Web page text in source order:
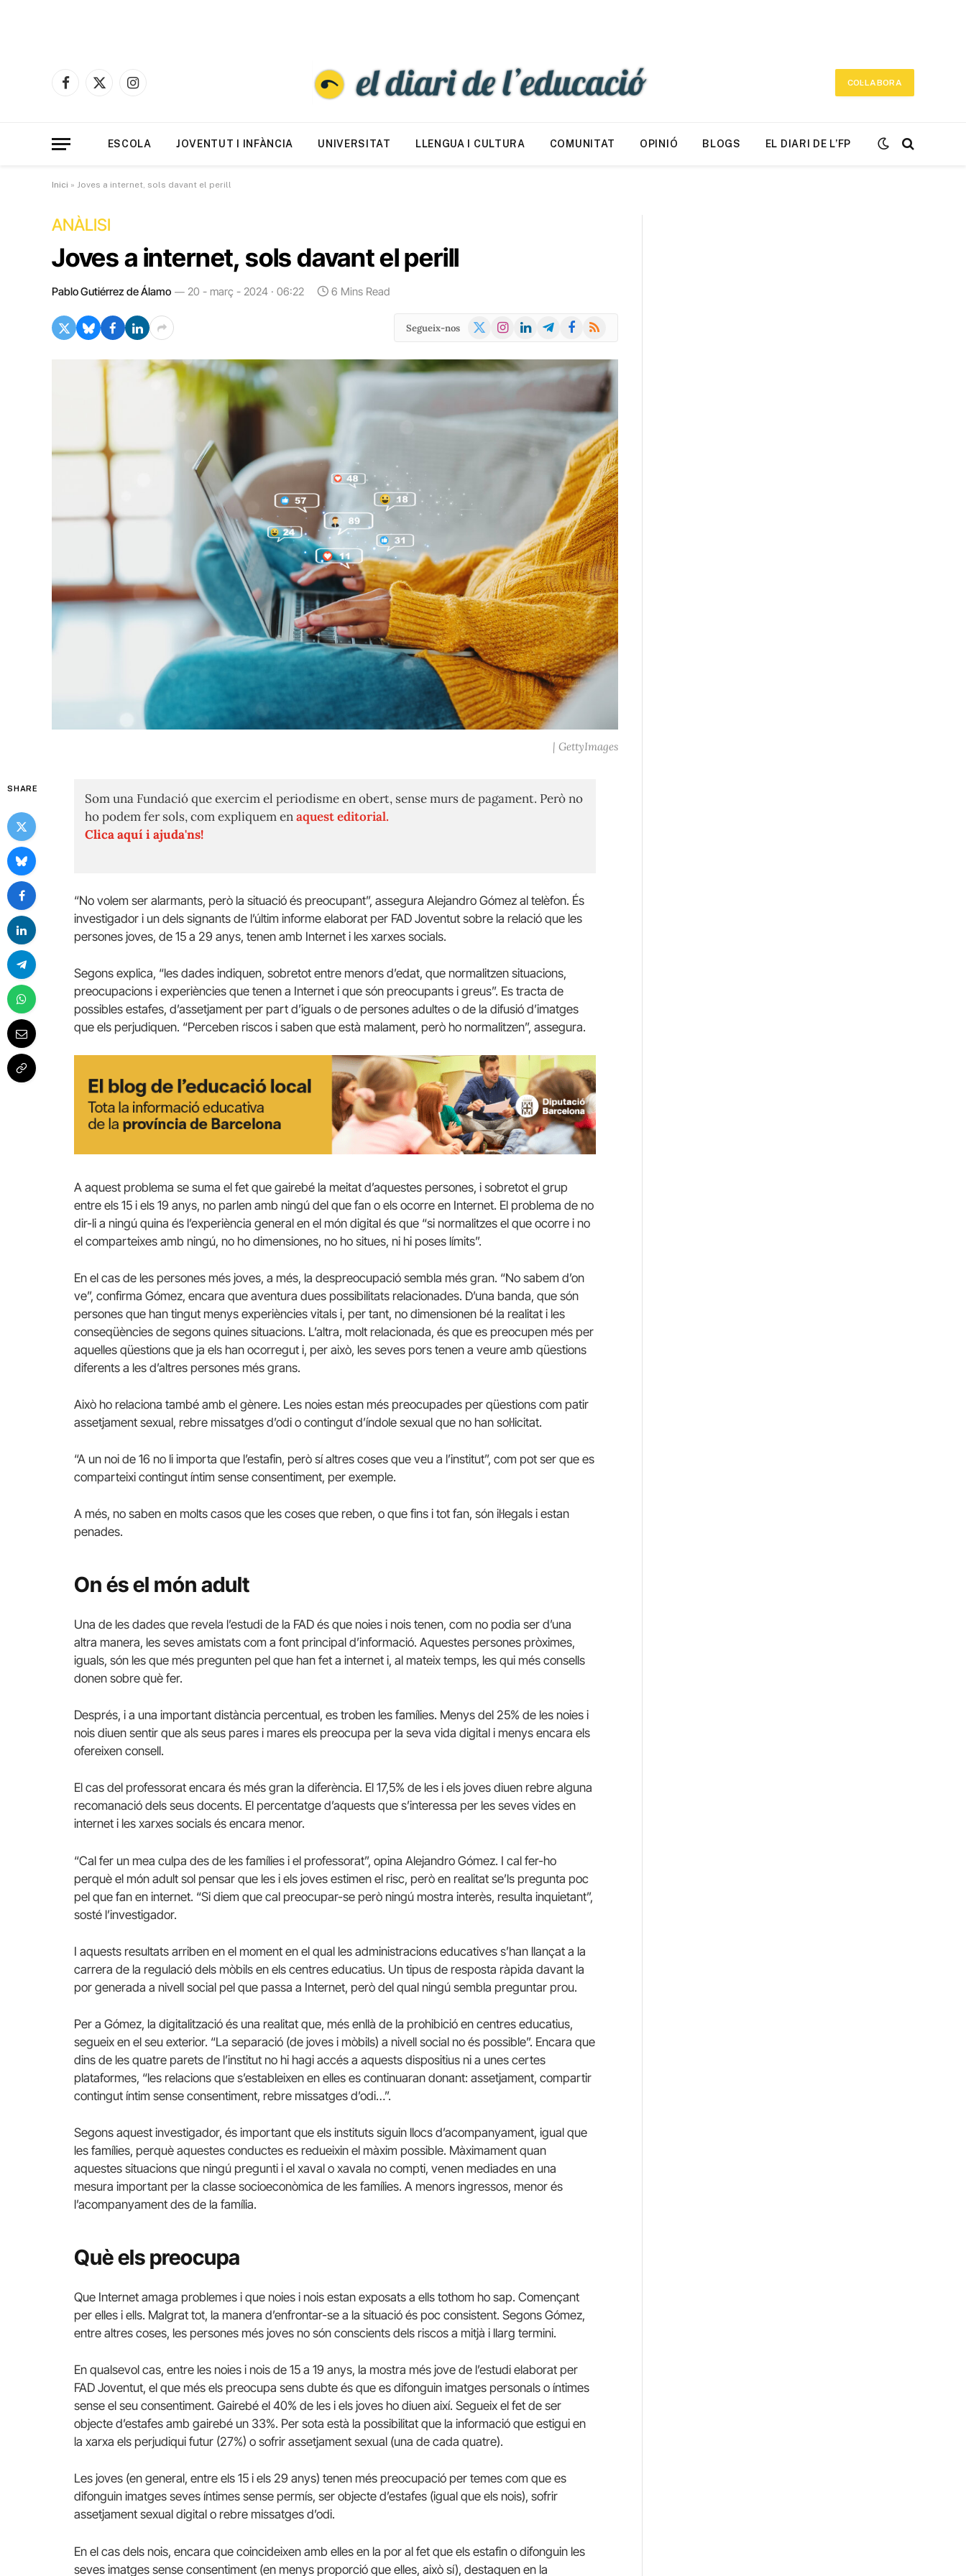
Facebook
X
Instagram
COL·LABORA
ESCOLA JOVENTUT I INFÀNCIA UNIVERSITAT LLENGUA I CULTURA COMUNITAT OPINIÓ BLOGS EL DIARI DE L’FP
Inici » Joves a internet, sols davant el perill
ANÀLISI
Joves a internet, sols davant el perill
Pablo Gutiérrez de Álamo 20 - març - 2024 · 06:22 6 Mins Read
Segueix-nos
X
Instagram
LinkedInTelegramFacebook
RSS
| GettyImages
SHARE
Som una Fundació que exercim el periodisme en obert, sense murs de pagament. Però no
ho podem fer sols, com expliquem enaquest editorial.
Clica aquí i ajuda'ns!
“No volem ser alarmants, però la situació és preocupant”, assegura Alejandro Gómez al telèfon. És
investigador i un dels signants de l’últim informe elaborat per FAD Joventut sobre la relació que les
persones joves, de 15 a 29 anys, tenen amb Internet i les xarxes socials.
Segons explica, “les dades indiquen, sobretot entre menors d’edat, que normalitzen situacions,
preocupacions i experiències que tenen a Internet i que són preocupants i greus”. Es tracta de
possibles estafes, d’assetjament per part d’iguals o de persones adultes o de la difusió d’imatges
que els perjudiquen. “Perceben riscos i saben que està malament, però ho normalitzen”, assegura.
A aquest problema se suma el fet que gairebé la meitat d’aquestes persones, i sobretot el grup
entre els 15 i els 19 anys, no parlen amb ningú del que fan o els ocorre en Internet. El problema de no
dir-li a ningú quina és l’experiència general en el món digital és que “si normalitzes el que ocorre i no
el comparteixes amb ningú, no ho dimensiones, no ho situes, ni hi poses límits”.
En el cas de les persones més joves, a més, la despreocupació sembla més gran. “No sabem d’on
ve”, confirma Gómez, encara que aventura dues possibilitats relacionades. D’una banda, que són
persones que han tingut menys experiències vitals i, per tant, no dimensionen bé la realitat i les
conseqüències de segons quines situacions. L’altra, molt relacionada, és que es preocupen més per
aquelles qüestions que ja els han ocorregut i, per això, les seves pors tenen a veure amb qüestions
diferents a les d’altres persones més grans.
Això ho relaciona també amb el gènere. Les noies estan més preocupades per qüestions com patir
assetjament sexual, rebre missatges d’odi o contingut d’índole sexual que no han sol·licitat.
“A un noi de 16 no li importa que l’estafin, però sí altres coses que veu a l’institut”, com pot ser que es
comparteixi contingut íntim sense consentiment, per exemple.
A més, no saben en molts casos que les coses que reben, o que fins i tot fan, són il·legals i estan
penades.
On és el món adult
Una de les dades que revela l’estudi de la FAD és que noies i nois tenen, com no podia ser d’una
altra manera, les seves amistats com a font principal d’informació. Aquestes persones pròximes,
iguals, són les que més pregunten pel que han fet a internet i, al mateix temps, les qui més consells
donen sobre què fer.
Després, i a una important distància percentual, es troben les famílies. Menys del 25% de les noies i
nois diuen sentir que als seus pares i mares els preocupa per la seva vida digital i menys encara els
ofereixen consell.
El cas del professorat encara és més gran la diferència. El 17,5% de les i els joves diuen rebre alguna
recomanació dels seus docents. El percentatge d’aquests que s’interessa per les seves vides en
internet i les xarxes socials és encara menor.
“Cal fer un mea culpa des de les famílies i el professorat”, opina Alejandro Gómez. I cal fer-ho
perquè el món adult sol pensar que les i els joves estimen el risc, però en realitat se’ls pregunta poc
pel que fan en internet. “Si diem que cal preocupar-se però ningú mostra interès, resulta inquietant”,
sosté l’investigador.
I aquests resultats arriben en el moment en el qual les administracions educatives s’han llançat a la
carrera de la regulació dels mòbils en els centres educatius. Un tipus de resposta ràpida davant la
por generada a nivell social pel que passa a Internet, però del qual ningú sembla preguntar prou.
Per a Gómez, la digitalització és una realitat que, més enllà de la prohibició en centres educatius,
segueix en el seu exterior. “La separació (de joves i mòbils) a nivell social no és possible”. Encara que
dins de les quatre parets de l’institut no hi hagi accés a aquests dispositius ni a unes certes
plataformes, “les relacions que s’estableixen en elles es continuaran donant: assetjament, compartir
contingut íntim sense consentiment, rebre missatges d’odi…”.
Segons aquest investigador, és important que els instituts siguin llocs d’acompanyament, igual que
les famílies, perquè aquestes conductes es redueixin el màxim possible. Màximament quan
aquestes situacions que ningú pregunti i el xaval o xavala no compti, venen mediades en una
mesura important per la classe socioeconòmica de les famílies. A menors ingressos, menor és
l’acompanyament des de la família.
Què els preocupa
Que Internet amaga problemes i que noies i nois estan exposats a ells tothom ho sap. Començant
per elles i ells. Malgrat tot, la manera d’enfrontar-se a la situació és poc consistent. Segons Gómez,
entre altres coses, les persones més joves no són conscients dels riscos a mitjà i llarg termini.
En qualsevol cas, entre les noies i nois de 15 a 19 anys, la mostra més jove de l’estudi elaborat per
FAD Joventut, el que més els preocupa sens dubte és que es difonguin imatges personals o íntimes
sense el seu consentiment. Gairebé el 40% de les i els joves ho diuen així. Segueix el fet de ser
objecte d’estafes amb gairebé un 33%. Per sota està la possibilitat que la informació que estigui en
la xarxa els perjudiqui futur (27%) o sofrir assetjament sexual (una de cada quatre).
Les joves (en general, entre els 15 i els 29 anys) tenen més preocupació per temes com que es
difonguin imatges seves íntimes sense permís, ser objecte d’estafes (igual que els nois), sofrir
assetjament sexual digital o rebre missatges d’odi.
En el cas dels nois, encara que coincideixen amb elles en la por al fet que els estafin o difonguin les
seves imatges sense consentiment (en menys proporció que elles, això sí), destaquen en la